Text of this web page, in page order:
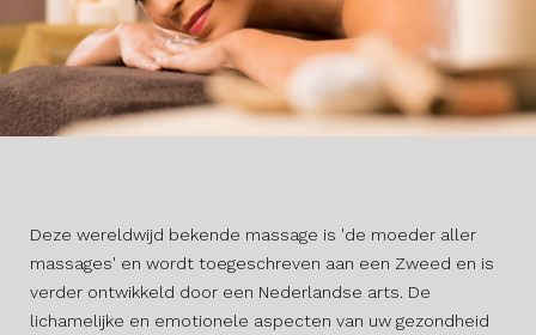
Deze wereldwijd bekende massage is 'de moeder aller
massages' en wordt toegeschreven aan een Zweed en is
verder ontwikkeld door een Nederlandse arts. De
lichamelijke en emotionele aspecten van uw gezondheid